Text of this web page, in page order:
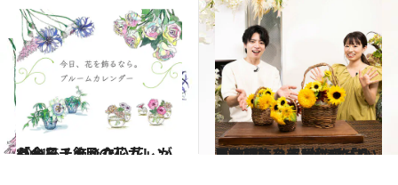
2021.6.1
「今日、飾りたい花」がわかる！ 6月の花カレンダーをチェック
ライフスタイル 2022.8.2
【動画】ひまわりを「かご」に飾ろう “摘みたて風”のアレンジがかわいい 夏の輝きを部屋に呼び込んで
ライフスタイル